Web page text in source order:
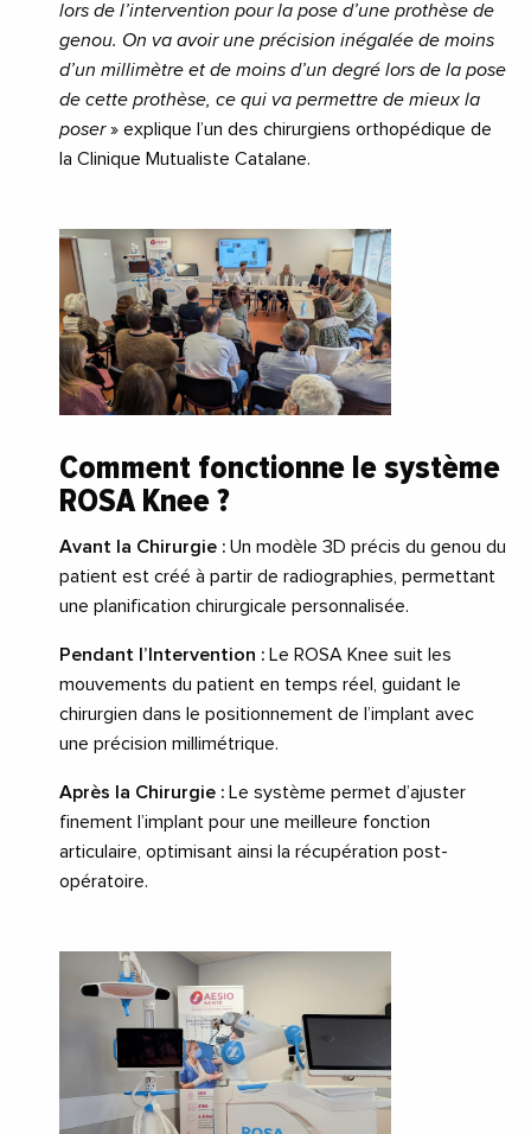
lors de l’intervention pour la pose d’une prothèse de
genou. On va avoir une précision inégalée de moins
d’un millimètre et de moins d’un degré lors de la pose
de cette prothèse, ce qui va permettre de mieux la
poser» explique l’un des chirurgiens orthopédique de
la Clinique Mutualiste Catalane.
Comment fonctionne le système
ROSA Knee ?
Avant la Chirurgie : Un modèle 3D précis du genou du
patient est créé à partir de radiographies, permettant
une planification chirurgicale personnalisée.
Pendant l’Intervention : Le ROSA Knee suit les
mouvements du patient en temps réel, guidant le
chirurgien dans le positionnement de l’implant avec
une précision millimétrique.
Après la Chirurgie : Le système permet d’ajuster
finement l’implant pour une meilleure fonction
articulaire, optimisant ainsi la récupération post-
opératoire.